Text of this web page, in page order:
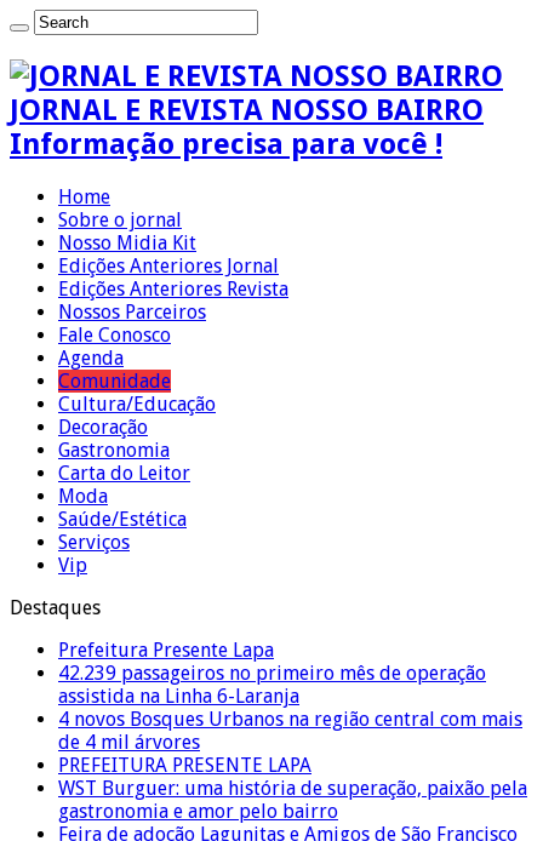
JORNAL E REVISTA NOSSO BAIRRO
Informação precisa para você !
Home
Sobre o jornal
Nosso Midia Kit
Edições Anteriores Jornal
Edições Anteriores Revista
Nossos Parceiros
Fale Conosco
Agenda
Comunidade
Cultura/Educação
Decoração
Gastronomia
Carta do Leitor
Moda
Saúde/Estética
Serviços
Vip
Destaques
Prefeitura Presente Lapa
42.239 passageiros no primeiro mês de operação
assistida na Linha 6-Laranja
4 novos Bosques Urbanos na região central com mais
de 4 mil árvores
PREFEITURA PRESENTE LAPA
WST Burguer: uma história de superação, paixão pela
gastronomia e amor pelo bairro
Feira de adoção Lagunitas e Amigos de São Francisco